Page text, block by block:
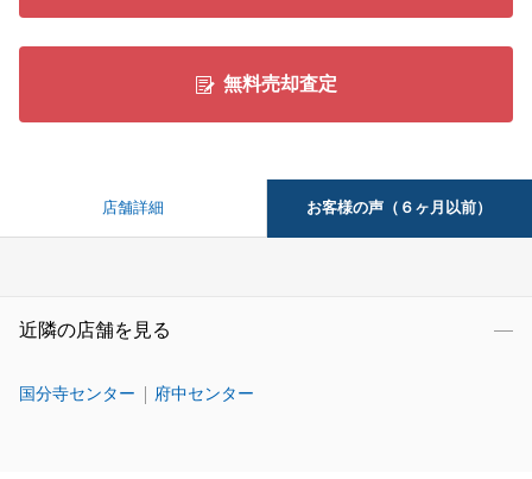
無料売却査定
店舗詳細 お客様の声（６ヶ月以前）
近隣の店舗を見る
国分寺センター 府中センター